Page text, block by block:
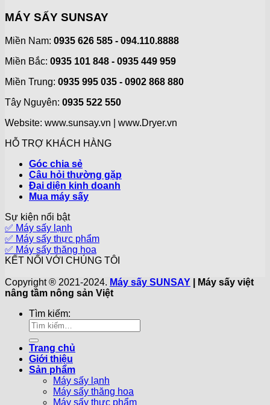
MÁY SẤY SUNSAY
Miền Nam: 0935 626 585 - 094.110.8888
Miền Bắc: 0935 101 848 - 0935 449 959
Miền Trung: 0935 995 035 - 0902 868 880
Tây Nguyên: 0935 522 550
Website: www.sunsay.vn | www.Dryer.vn
HỖ TRỢ KHÁCH HÀNG
Góc chia sẻ
Câu hỏi thường gặp
Đại diện kinh doanh
Mua máy sấy
Sự kiện nổi bật
✅ Máy sấy lạnh
✅ Máy sấy thực phẩm
✅ Máy sấy thăng hoa
KẾT NỐI VỚI CHÚNG TÔI
Copyright ® 2021-2024. Máy sấy SUNSAY | Máy sấy việt
nâng tầm nông sản Việt
Tìm kiếm:
Trang chủ
Giới thiệu
Sản phẩm
Máy sấy lạnh
Máy sấy thăng hoa
Máy sấy thực phẩm